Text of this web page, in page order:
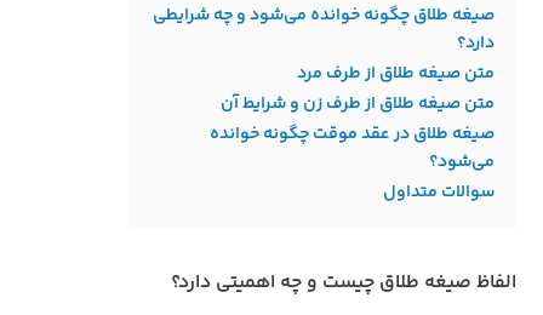
صیغه طلاق چگونه خوانده می‌شود و چه شرایطی
دارد؟
متن صیغه طلاق از طرف مرد
متن صیغه طلاق از طرف زن و شرایط آن
صیغه طلاق در عقد موقت چگونه خوانده
می‌شود؟
سوالات متداول
الفاظ صیغه طلاق چیست و چه اهمیتی دارد؟